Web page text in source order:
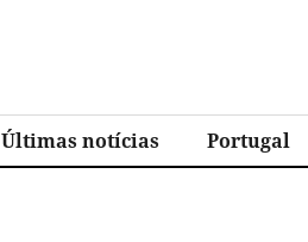
Últimas notícias Portugal